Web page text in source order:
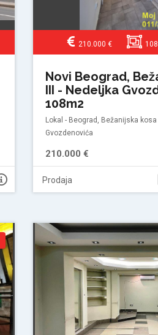
210.000 €
Novi Beograd,
III - Nedeljka
108m2
Lokal - Beograd, Bežanijska
Gvozdenovića
210.000 €
Prodaja